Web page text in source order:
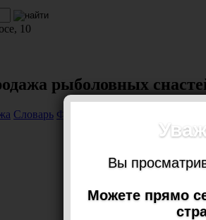
10
рыболовных
Словарь Фотогалерея
Вы
Можете прямо